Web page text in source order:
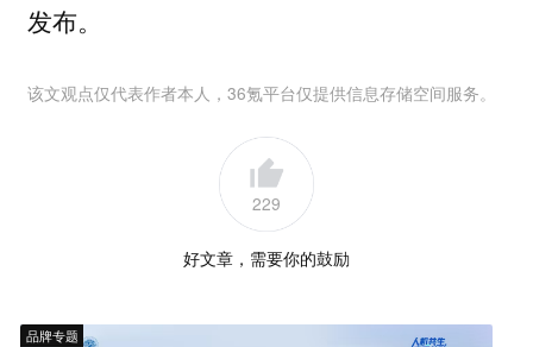
发布。
该文观点仅代表作者本人，36氪平台仅提供信息存储空间服务。
229
好文章，需要你的鼓励
品牌专题